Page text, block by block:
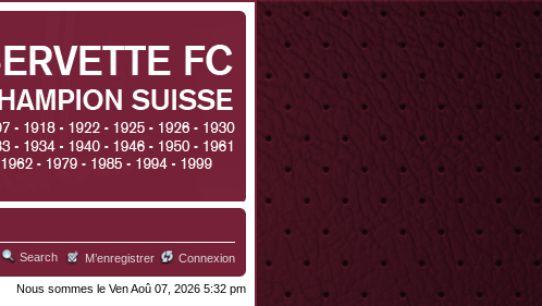
Search M’enregistrer Connexion
Nous sommes le Ven Aoû 07, 2026 5:32 pm